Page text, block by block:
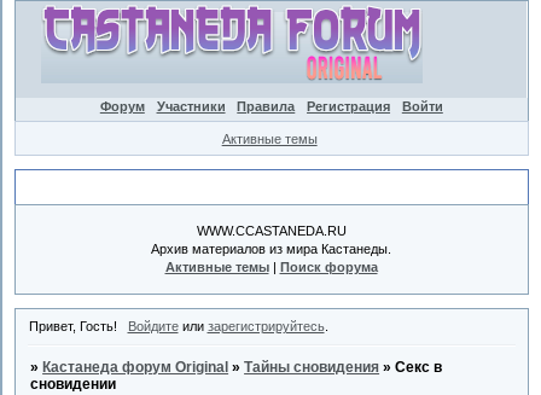
Форум Участники Правила Регистрация Войти
Активные темы
WWW.CCASTANEDA.RU
Архив материалов из мира Кастанеды.
Активные темы| Поиск форума
Привет, Гость! Войдитеили зарегистрируйтесь.
» Кастанеда форум Original »Тайны сновидения »Секс в
сновидении